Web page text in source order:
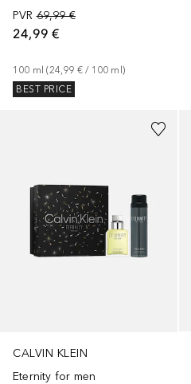
PVR 69,99 €
24,99 €
100 ml (24,99 € / 100 ml)
BEST PRICE
CALVIN KLEIN
Eternity for men